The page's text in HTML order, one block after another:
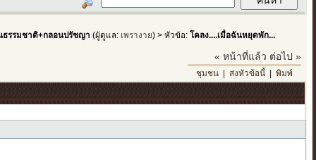
ธรรมชาติ+กลอนปรัชญา (ผู้ดูแล: เพรางาย) > หัวข้อ:โคลง....เมื่อฉันหยุดพัก...
« หน้าที่แล้ว ต่อไป »
ชุมชน| ส่งหัวข้อนี้| พิมพ์